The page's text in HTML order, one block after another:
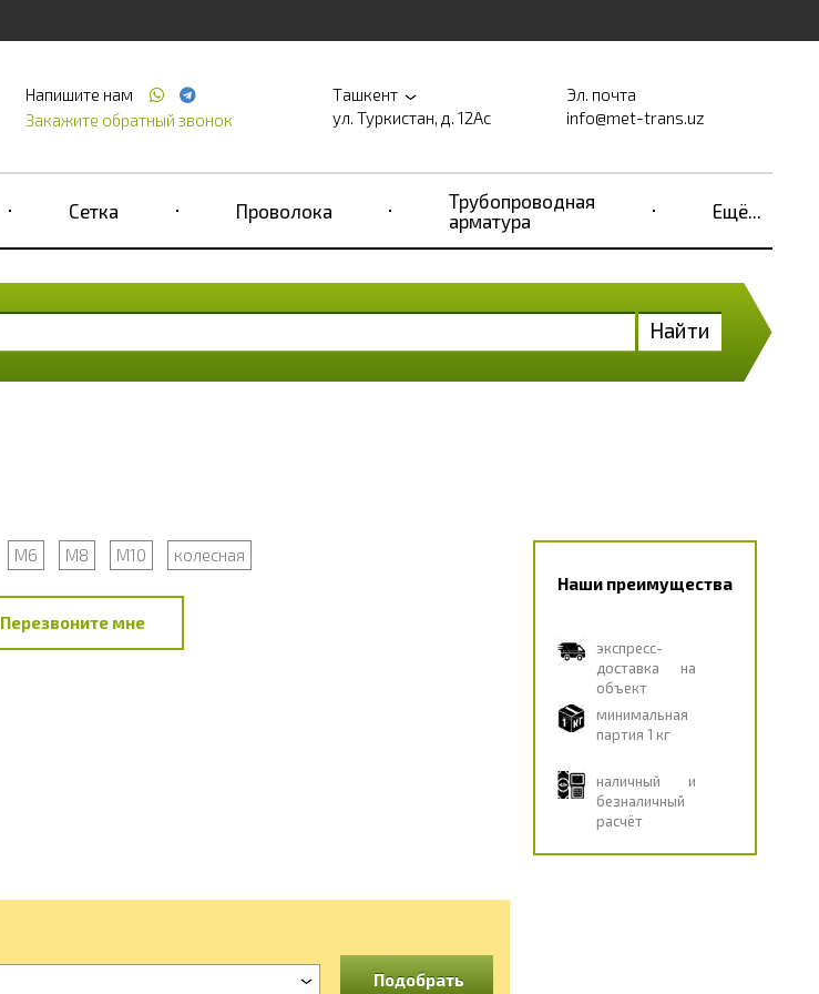
Напишите нам
Закажите обратный звонок
Ташкент
ул. Туркистан, д. 12Ас
Эл. почта
info@met-trans.uz
Сетка Проволока
Трубопроводная
арматура
Ещё...
Найти
М6 М8 М10 колесная
Перезвоните мне
Наши преимущества
экспресс-
доставка на
объект
минимальная
партия 1 кг
наличный и
безналичный
расчёт
Подобрать